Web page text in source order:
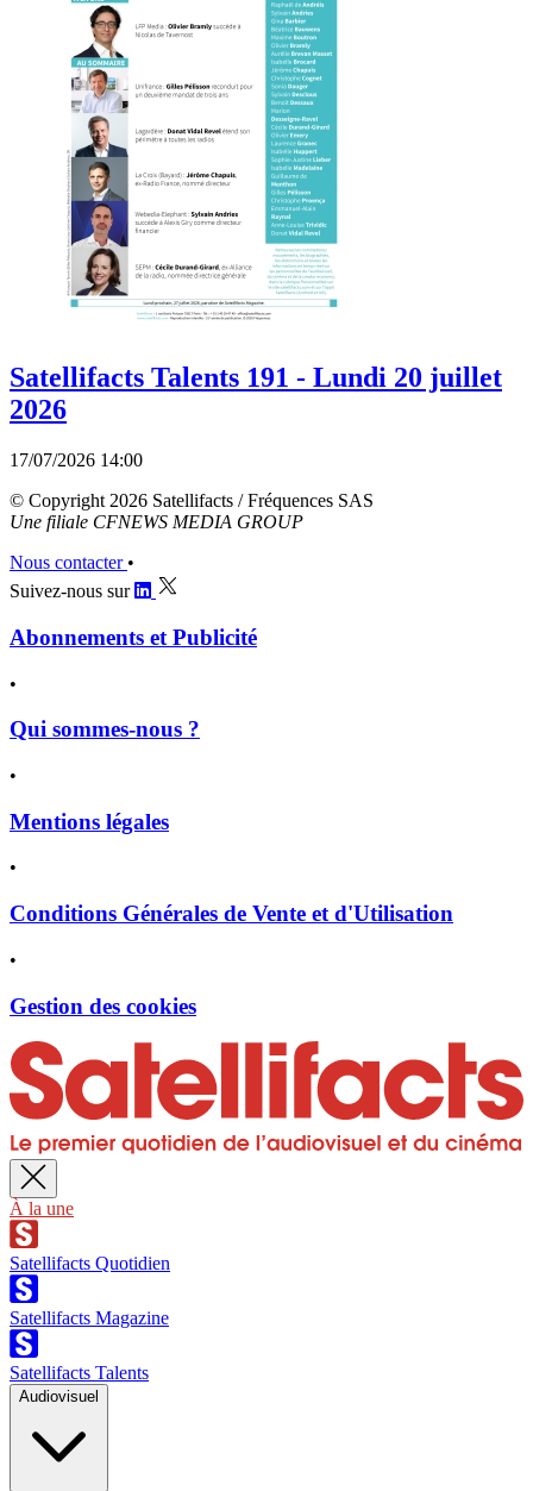
Satellifacts Talents 191 - Lundi 20 juillet
2026
17/07/2026 14:00
© Copyright 2026 Satellifacts / Fréquences SAS
Une filiale CFNEWS MEDIA GROUP
Nous contacter •
Suivez-nous sur
Abonnements et Publicité
•
Qui sommes-nous ?
•
Mentions légales
•
Conditions Générales de Vente et d'Utilisation
•
Gestion des cookies
À la une
Satellifacts Quotidien
Satellifacts Magazine
Satellifacts Talents
Audiovisuel